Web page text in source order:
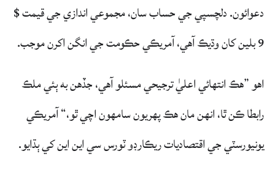
دعوائون. دلچسپي جي حساب سان، مجموعي اندازي جي قيمت $
9 بلين کان وڌيڪ آهي، آمريڪي حڪومت جي انگن اکرن موجب.
اهو ”هڪ انتهائي اعليٰ ترجيحي مسئلو آهي، جڏهن به ٻئي ملڪ
رابطا ڪن ٿا، انهن مان هڪ پهريون سامهون اچي ٿو،“ آمريڪي
يونيورسٽي جي اقتصاديات ريڪارڊو ٽورس سي اين اين کي ٻڌايو.